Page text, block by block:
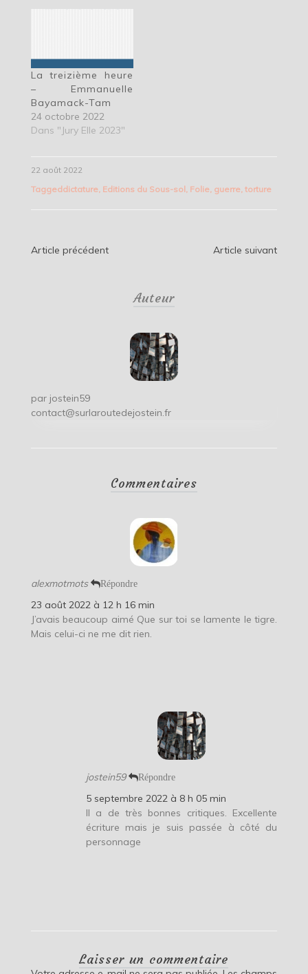
La treizième heure
– Emmanuelle
Bayamack-Tam
24 octobre 2022
Dans "Jury Elle 2023"
22 août 2022
Taggeddictature, Editions du Sous-sol, Folie, guerre, torture
Navigation
Article précédent Article suivant
Auteur
par jostein59
contact@surlaroutedejostein.fr
Commentaires
alexmotmots Répondre
23 août 2022 à 12 h 16 min
J’avais beaucoup aimé Que sur toi se lamente le tigre.
Mais celui-ci ne me dit rien.
jostein59 Répondre
5 septembre 2022 à 8 h 05 min
Il a de très bonnes critiques. Excellente
écriture mais je suis passée à côté du
personnage
Laisser un commentaire